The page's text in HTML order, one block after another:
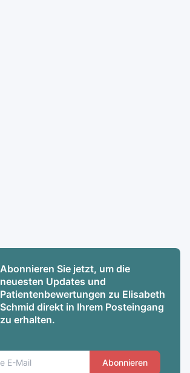
Abonnieren Sie jetzt, um die
neuesten Updates und
Patientenbewertungen zu Elisabeth
Schmid direkt in Ihrem Posteingang
zu erhalten.
Abonnieren